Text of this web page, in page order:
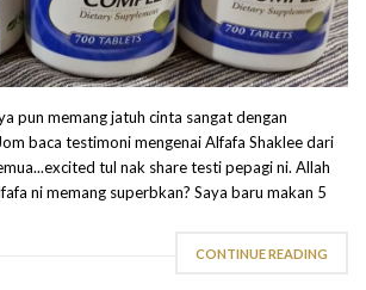
pun memang jatuh cinta sangat dengan
baca testimoni mengenai Alfafa Shaklee dari
tul nak share testi pepagi ni. Allah
ni memang superbkan? Saya baru makan 5
CONTINUE READING